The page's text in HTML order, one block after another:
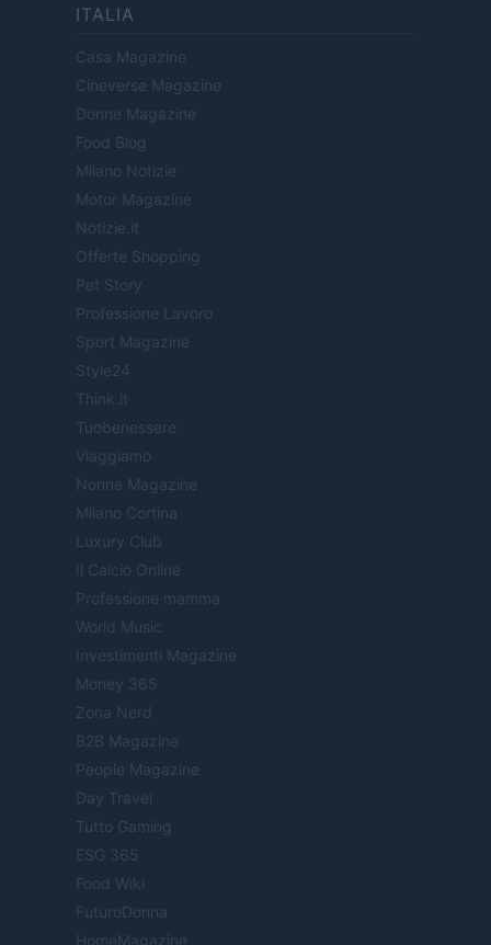
ITALIA
Casa Magazine
Cineverse Magazine
Donne Magazine
Food Blog
Milano Notizie
Motor Magazine
Notizie.it
Offerte Shopping
Pet Story
Professione Lavoro
Sport Magazine
Style24
Think.it
Tuobenessere
Viaggiamo
Nonne Magazine
Milano Cortina
Luxury Club
Il Calcio Online
Professione mamma
World Music
Investimenti Magazine
Money 365
Zona Nerd
B2B Magazine
People Magazine
Day Travel
Tutto Gaming
ESG 365
Food Wiki
FuturoDonna
HomeMagazine